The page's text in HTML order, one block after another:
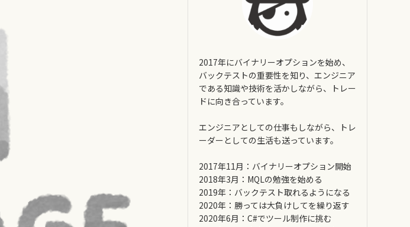
2017年にバイナリーオプションを始め、
バックテストの重要性を知り、エンジニア
である知識や技術を活かしながら、トレー
ドに向き合っています。
エンジニアとしての仕事もしながら、トレ
ーダーとしての生活も送っています。
2017年11月：バイナリーオプション開始
2018年3月：MQLの勉強を始める
2019年：バックテスト取れるようになる
2020年：勝っては大負けしてを繰り返す
2020年6月：C#でツール制作に挑む